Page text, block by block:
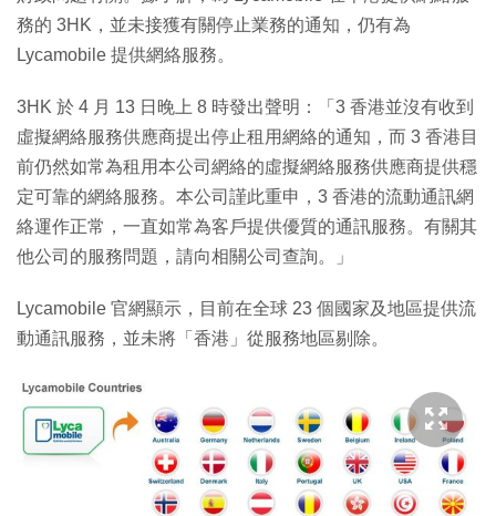
務的 3HK，並未接獲有關停止業務的通知，仍有為
Lycamobile 提供網絡服務。
3HK 於 4 月 13 日晚上 8 時發出聲明：「3 香港並沒有收到
虛擬網絡服務供應商提出停止租用網絡的通知，而 3 香港目
前仍然如常為租用本公司網絡的虛擬網絡服務供應商提供穩
定可靠的網絡服務。本公司謹此重申，3 香港的流動通訊網
絡運作正常，一直如常為客戶提供優質的通訊服務。有關其
他公司的服務問題，請向相關公司查詢。」
Lycamobile 官網顯示，目前在全球 23 個國家及地區提供流
動通訊服務，並未將「香港」從服務地區剔除。